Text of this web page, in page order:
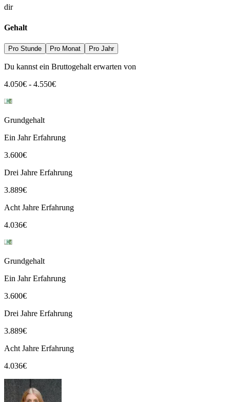
dir
Gehalt
Pro Stunde Pro Monat Pro Jahr
Du kannst ein Bruttogehalt erwarten von
4.050€ - 4.550€
Grundgehalt
Ein Jahr Erfahrung
3.600€
Drei Jahre Erfahrung
3.889€
Acht Jahre Erfahrung
4.036€
Grundgehalt
Ein Jahr Erfahrung
3.600€
Drei Jahre Erfahrung
3.889€
Acht Jahre Erfahrung
4.036€